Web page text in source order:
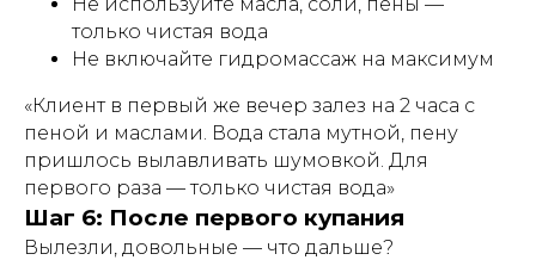
только чистая вода
Не включайте гидромассаж на максимум
«Клиент в первый же вечер залез на 2 часа с
пеной и маслами. Вода стала мутной, пену
пришлось вылавливать шумовкой. Для
первого раза — только чистая вода»
Шаг 6: После первого купания
Вылезли, довольные — что дальше?